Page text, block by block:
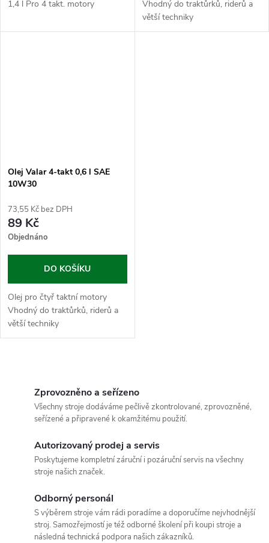
1,4 l Pro 4 takt. motory
Vhodný do traktůrků, riderů a
větší techniky
Olej Valar 4-takt 0,6 l SAE
10W30
73,55 Kč bez DPH
89 Kč
Objednáno
DO KOŠÍKU
Olej pro čtyř taktní motory
Vhodný do traktůrků, riderů a
větší techniky
Zprovozněno a seřízeno
Všechny stroje dodáváme pečlivě zkontrolované, zprovozněné,
seřízené a připravené k okamžitému použití.
Autorizovaný prodej a servis
Poskytujeme kompletní záruční i pozáruční servis na všechny
stroje našich značek.
Odborný personál
S výběrem stroje vám rádi poradíme a doporučíme nejvhodnější
stroj. Samozřejmostí je též odborné školení při koupi stroje a
následná technická podpora našich zákazníků.